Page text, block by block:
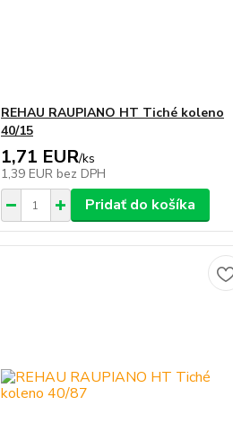
REHAU RAUPIANO HT Tiché koleno
40/15
1,71 EUR/ks
1,39 EUR bez DPH
Pridať do košíka